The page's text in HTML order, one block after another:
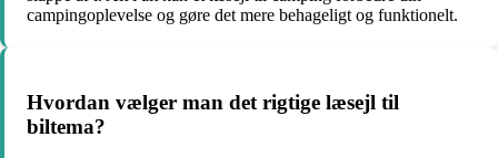
campingoplevelse og gøre det mere behageligt og funktionelt.
Hvordan vælger man det rigtige læsejl til
biltema?